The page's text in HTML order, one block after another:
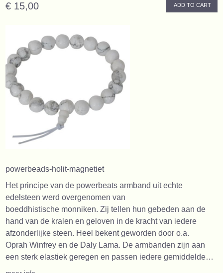
€ 15,00 ADD TO CART
powerbeads-holit-magnetiet
Het principe van de powerbeats armband uit echte
edelsteen werd overgenomen van
boeddhistische monniken. Zij tellen hun gebeden aan de
hand van de kralen en geloven in de kracht van iedere
afzonderlijke steen. Heel bekent geworden door o.a.
Oprah Winfrey en de Daly Lama. De armbanden zijn aan
een sterk elastiek geregen en passen iedere gemiddelde…